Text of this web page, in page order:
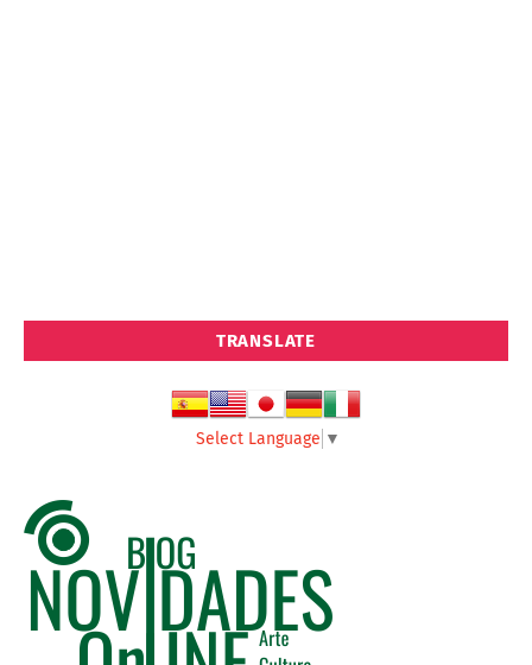
TRANSLATE
Select Language ▼